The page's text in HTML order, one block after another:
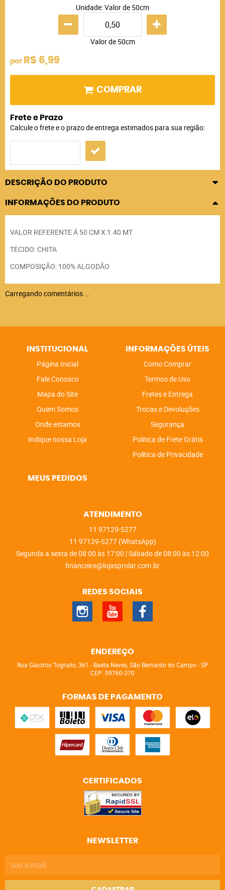
Unidade: Valor de 50cm
Valor de 50cm
por R$ 6,99
COMPRAR
Frete e Prazo
Calcule o frete e o prazo de entrega estimados para sua região:
DESCRIÇÃO DO PRODUTO
INFORMAÇÕES DO PRODUTO
VALOR REFERENTE Á 50 CM X 1.40 MT
TECIDO: CHITA
COMPOSIÇÃO: 100% ALGODÃO
Carregando comentários ...
INSTITUCIONAL
Página Inicial
Fale Conosco
Mapa do Site
Quem Somos
Onde estamos
Indique nossa Loja
INFORMAÇÕES ÚTEIS
Como Comprar
Termos de Uso
Fretes e Entrega
Trocas e Devoluções
Segurança
Politica de Frete Grátis
Política de Privacidade
MEUS PEDIDOS
ATENDIMENTO
11 97129-5277
11 97129-5277 (WhatsApp)
Segunda a sexta de 08:00 às 17:00 | Sábado de 08:00 às 12:00
financeiro@lojasprolar.com.br
REDES SOCIAIS
ENDEREÇO
Rua Giacinto Tognato, 361 - Baeta Neves, São Bernardo do Campo-SP
CEP: 09760-370
FORMAS DE PAGAMENTO
CERTIFICADOS
NEWSLETTER